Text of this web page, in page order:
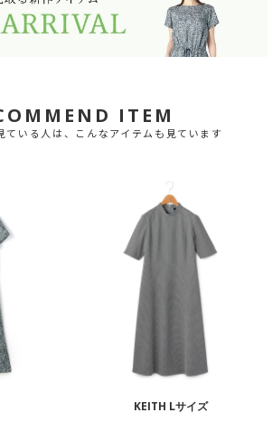
ITEM
ている人は、こんなアイテムも見ています
KEITH Lサイズ